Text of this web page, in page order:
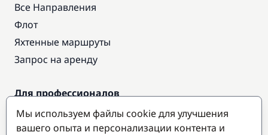
Все Направления
Флот
Яхтенные маршруты
Запрос на аренду
Для профессионалов
Доступ про
Стать партнером
Мы используем файлы cookie для улучшения
вашего опыта и персонализации контента и